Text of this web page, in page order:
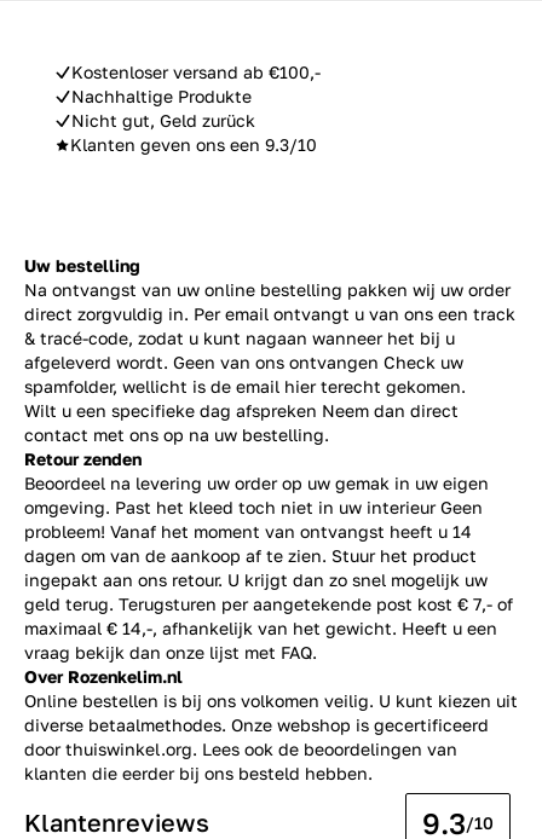
Kostenloser versand ab €100,-
Nachhaltige Produkte
Nicht gut, Geld zurück
Klanten geven ons een 9.3/10
Uw bestelling
Na ontvangst van uw online bestelling pakken wij uw order
direct zorgvuldig in. Per email ontvangt u van ons een track
& tracé-code, zodat u kunt nagaan wanneer het bij u
afgeleverd wordt. Geen van ons ontvangen Check uw
spamfolder, wellicht is de email hier terecht gekomen.
Wilt u een specifieke dag afspreken Neem dan direct
contact met ons op na uw bestelling.
Retour zenden
Beoordeel na levering uw order op uw gemak in uw eigen
omgeving. Past het kleed toch niet in uw interieur Geen
probleem! Vanaf het moment van ontvangst heeft u 14
dagen om van de aankoop af te zien. Stuur het product
ingepakt aan ons retour. U krijgt dan zo snel mogelijk uw
geld terug. Terugsturen per aangetekende post kost € 7,- of
maximaal € 14,-, afhankelijk van het gewicht. Heeft u een
vraag bekijk dan onze lijst met FAQ.
Over Rozenkelim.nl
Online bestellen is bij ons volkomen veilig. U kunt kiezen uit
diverse betaalmethodes. Onze webshop is gecertificeerd
door thuiswinkel.org. Lees ook de beoordelingen van
klanten die eerder bij ons besteld hebben.
Klantenreviews 9.3/10